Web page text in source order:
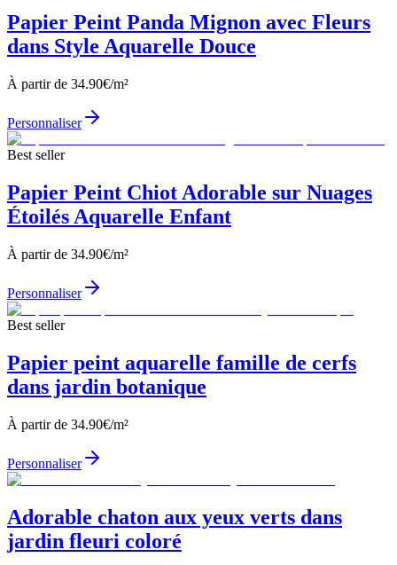
Papier Peint Panda Mignon avec Fleurs
dans Style Aquarelle Douce
À partir de 34.90€/m²
Personnaliser
Best seller
Papier Peint Chiot Adorable sur Nuages
Étoilés Aquarelle Enfant
À partir de 34.90€/m²
Personnaliser
Best seller
Papier peint aquarelle famille de cerfs
dans jardin botanique
À partir de 34.90€/m²
Personnaliser
Adorable chaton aux yeux verts dans
jardin fleuri coloré